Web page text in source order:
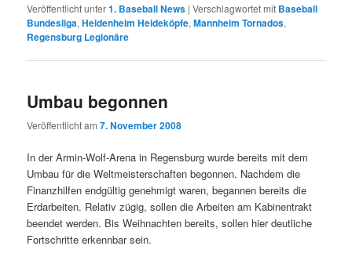
Veröffentlicht unter1. Baseball News |Verschlagwortet mit Baseball
Bundesliga,Heidenheim Heideköpfe,Mannheim Tornados,
Regensburg Legionäre
Umbau begonnen
Veröffentlicht am7. November 2008
In der Armin-Wolf-Arena in Regensburg wurde bereits mit dem
Umbau für die Weltmeisterschaften begonnen. Nachdem die
Finanzhilfen endgültig genehmigt waren, begannen bereits die
Erdarbeiten. Relativ zügig, sollen die Arbeiten am Kabinentrakt
beendet werden. Bis Weihnachten bereits, sollen hier deutliche
Fortschritte erkennbar sein.